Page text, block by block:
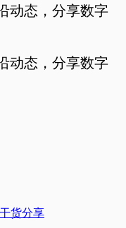
动态，分享数字
动态，分享数字
干货分享